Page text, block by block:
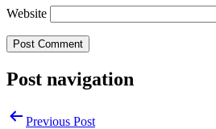
Website
Post navigation
Previous Post